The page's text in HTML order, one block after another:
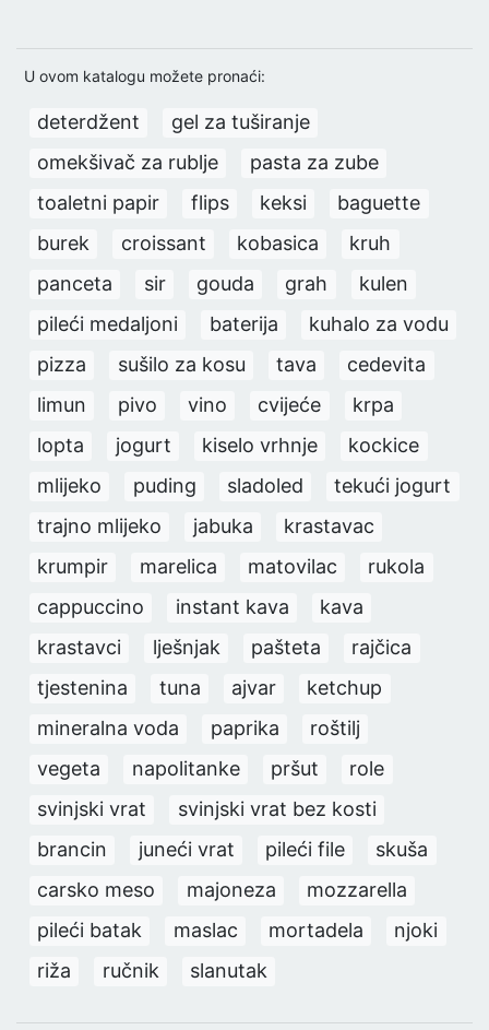
U ovom katalogu možete pronaći:
deterdžent
gel za tuširanje
omekšivač za rublje
pasta za zube
toaletni papir
flips keksi
baguette
burek
croissant kobasica
kruh
panceta
sir gouda grah
kulen
pileći medaljoni
baterija
kuhalo za vodu
pizza
sušilo za kosu tava
cedevita
limun
pivo vino cvijeće
krpa
lopta
jogurt kiselo vrhnje
kockice
mlijeko
puding sladoled
tekući jogurt
trajno mlijeko
jabuka
krastavac
krumpir
marelica matovilac
rukola
cappuccino
instant kava
kava
krastavci
lješnjak pašteta
rajčica
tjestenina
tuna ajvar
ketchup
mineralna voda
paprika
roštilj
vegeta
napolitanke pršut
role
svinjski vrat
svinjski vrat bez kosti
brancin
juneći vrat pileći file
skuša
carsko meso
majoneza
mozzarella
pileći batak
maslac mortadela
njoki
riža
ručnik slanutak